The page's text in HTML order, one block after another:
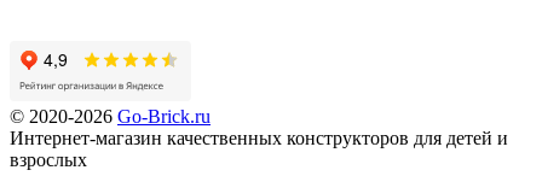
© 2020-2026 Go-Brick.ru
Интернет-магазин качественных конструкторов для детей и
взрослых